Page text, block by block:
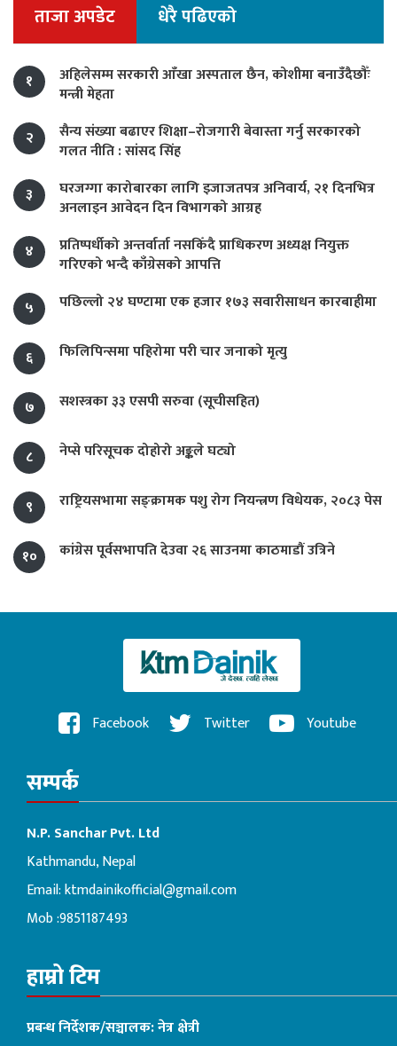
ताजा अपडेट धेरै पढिएको
१
अहिलेसम्म सरकारी आँखा अस्पताल छैन, कोशीमा बनाउँदैछौँः
मन्त्री मेहता
२
सैन्य संख्या बढाएर शिक्षा–रोजगारी बेवास्ता गर्नु सरकारको
गलत नीति : सांसद सिंह
३
घरजग्गा कारोबारका लागि इजाजतपत्र अनिवार्य, २१ दिनभित्र
अनलाइन आवेदन दिन विभागको आग्रह
४
प्रतिष्पर्धीको अन्तर्वार्ता नसकिँदै प्राधिकरण अध्यक्ष नियुक्त
गरिएको भन्दै काँग्रेसको आपत्ति
५
पछिल्लो २४ घण्टामा एक हजार १७३ सवारीसाधन कारबाहीमा
६ फिलिपिन्समा पहिरोमा परी चार जनाको मृत्यु
७ सशस्त्रका ३३ एसपी सरुवा (सूचीसहित)
८ नेप्से परिसूचक दोहोरो अङ्कले घट्यो
९ राष्ट्रियसभामा सङ्क्रामक पशु रोग नियन्त्रण विधेयक, २०८३ पेस
१० कांग्रेस पूर्वसभापति देउवा २६ साउनमा काठमाडौं उत्रिने
Facebook Twitter Youtube
सम्पर्क
N.P. Sanchar Pvt. Ltd
Kathmandu, Nepal
Email:ktmdainikofficial@gmail.com
Mob :9851187493
हाम्रो टिम
प्रबन्ध निर्देशक/सञ्चालक: नेत्र क्षेत्री